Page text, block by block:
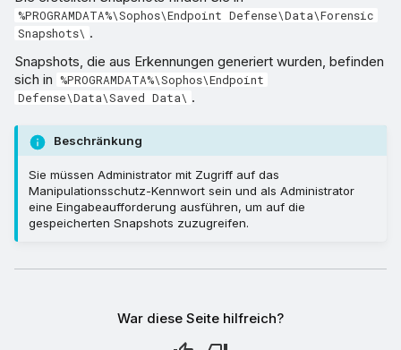
%PROGRAMDATA%\Sophos\Endpoint Defense\Data\Forensic
Snapshots\ .
Snapshots, die aus Erkennungen generiert wurden, befinden
sich in %PROGRAMDATA%\Sophos\Endpoint
Defense\Data\Saved Data\ .
Beschränkung
Sie müssen Administrator mit Zugriff auf das
Manipulationsschutz-Kennwort sein und als Administrator
eine Eingabeaufforderung ausführen, um auf die
gespeicherten Snapshots zuzugreifen.
War diese Seite hilfreich?